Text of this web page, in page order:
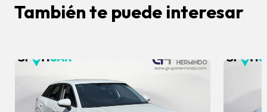
También te puede interesar